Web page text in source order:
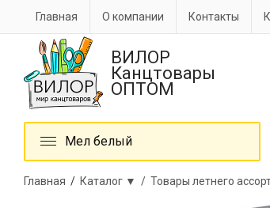
Главная О компании Контакты
ВИЛОР
Канцтовары
ОПТОМ
Мел белый
Главная / Каталог ▼ / Товары летнего